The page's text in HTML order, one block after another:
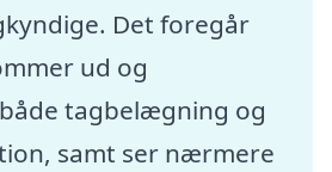
Det foregår
ud og
tagbelægning og
samt ser nærmere